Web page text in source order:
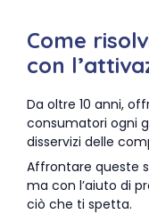
Come
con
Da oltre 10 anni,
consumatori ogni
disservizi delle
Affrontare queste
ma con l’aiuto di
ciò che ti spetta.